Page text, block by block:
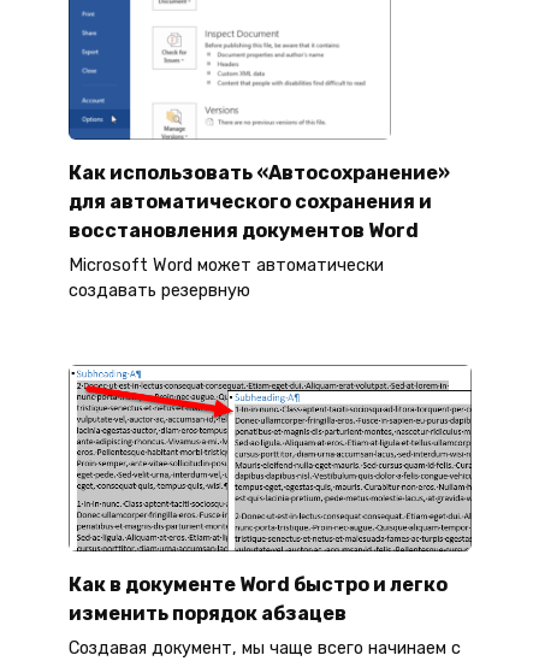
Как использовать «Автосохранение»
для автоматического сохранения и
восстановления документов Word
Microsoft Word может автоматически
создавать резервную
Как в документе Word быстро и легко
изменить порядок абзацев
Создавая документ, мы чаще всего начинаем с